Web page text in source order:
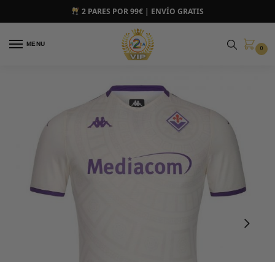
2 PARES POR 99€ | ENVÍO GRATIS
MENU
0